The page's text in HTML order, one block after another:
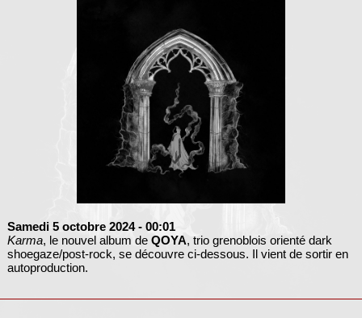
Samedi 5 octobre 2024 - 00:01
Karma, le nouvel album de QOYA, trio grenoblois orienté dark
shoegaze/post-rock, se découvre ci-dessous. Il vient de sortir en
autoproduction.